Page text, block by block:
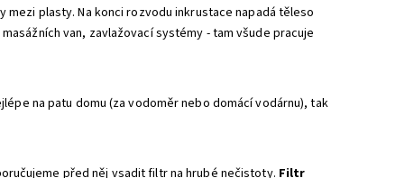
plasty. Na konci rozvodu inkrustace napadá těleso
van, zavlažovací systémy - tam všude pracuje
na patu domu (za vodoměr nebo domácí vodárnu), tak
před něj vsadit filtr na hrubé nečistoty. Filtr